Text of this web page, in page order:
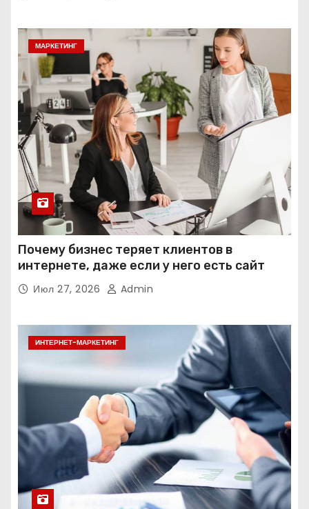
МАРКЕТИНГ
Почему бизнес теряет клиентов в
интернете, даже если у него есть сайт
Июл 27, 2026 Admin
ИНТЕРНЕТ-МАРКЕТИНГ